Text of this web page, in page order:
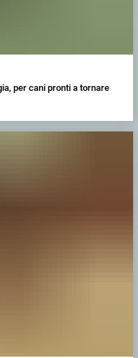
per cani pronti a tornare